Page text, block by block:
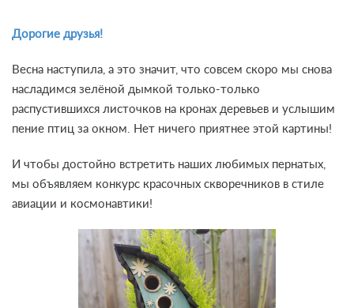
Дорогие друзья!
Весна наступила, а это значит, что совсем скоро мы снова
насладимся зелёной дымкой только-только
распустившихся листочков на кронах деревьев и услышим
пение птиц за окном. Нет ничего приятнее этой картины!
И чтобы достойно встретить наших любимых пернатых,
мы объявляем конкурс красочных скворечников в стиле
авиации и космонавтики!